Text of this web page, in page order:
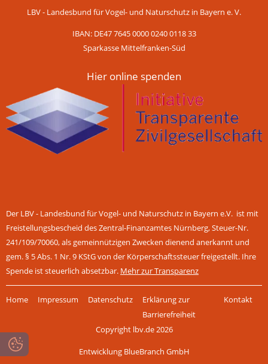
LBV - Landesbund für Vogel- und Naturschutz in Bayern e. V.
IBAN: DE47 7645 0000 0240 0118 33
Sparkasse Mittelfranken-Süd
Hier online spenden
Der LBV - Landesbund für Vogel- und Naturschutz in Bayern e.V. ist mit
Freistellungsbescheid des Zentral-Finanzamtes Nürnberg, Steuer-Nr.
241/109/70060, als gemeinnützigen Zwecken dienend anerkannt und
gem. § 5 Abs. 1 Nr. 9 KStG von der Körperschaftssteuer freigestellt. Ihre
Spende ist steuerlich absetzbar. Mehr zur Transparenz
überspringen
Home Impressum Datenschutz
Erklärung zur
Barrierefreiheit
Kontakt
Copyright lbv.de 2026
Entwicklung BlueBranch GmbH